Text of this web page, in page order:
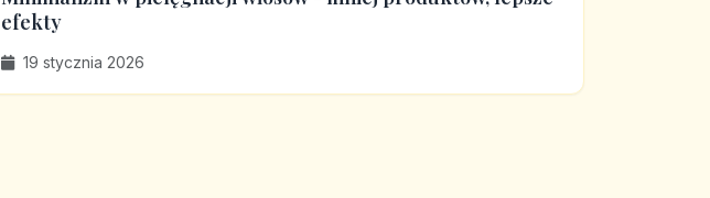
efekty
19 stycznia 2026